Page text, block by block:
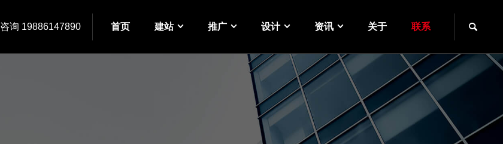
咨询 19886147890 首页 建站 推广 设计 资讯 关于 联系